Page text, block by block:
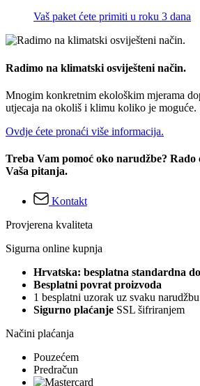
Vaš paket ćete primiti u roku 3 dana
Radimo na klimatski osviješteni način.
Mnogim konkretnim ekološkim mjerama
utjecaja na okoliš i klimu koliko je moguće.
Ovdje ćete pronaći više informacija.
Treba Vam pomoć oko narudžbe? Rado
Vaša pitanja.
Kontakt
Provjerena kvaliteta
Sigurna online kupnja
Hrvatska: besplatna standardna
Besplatni povrat proizvoda
1 besplatni uzorak uz svaku narudžbu
Sigurno plaćanje SSL šifriranjem
Načini plaćanja
Pouzećem
Predračun